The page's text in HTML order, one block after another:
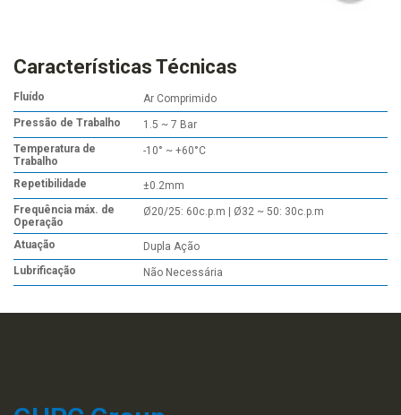
Características Técnicas
Fluído
Ar Comprimido
Pressão de Trabalho
1.5 ~ 7 Bar
Temperatura de
Trabalho
-10° ~ +60°C
Repetibilidade
±0.2mm
Frequência máx. de
Operação
Ø20/25: 60c.p.m | Ø32 ~ 50: 30c.p.m
Atuação
Dupla Ação
Lubrificação
Não Necessária